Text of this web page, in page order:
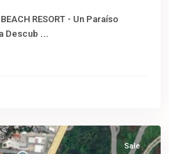
RESORT - Un Paraíso
Descub ...
Sale